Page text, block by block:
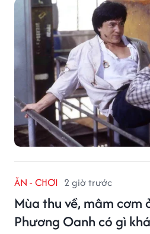
ĂN - CHƠI 2 giờ trước
Mùa thu về, mâm cơm
Phương Oanh có gì